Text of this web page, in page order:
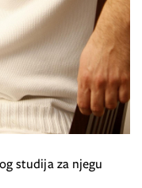
studija za njegu